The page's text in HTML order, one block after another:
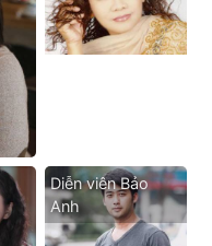
Diễn viên Bảo
Anh